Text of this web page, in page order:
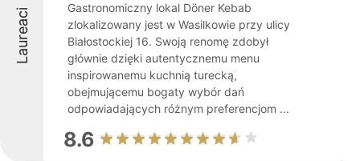
Laureaci
Gastronomiczny lokal Döner Kebab
zlokalizowany jest w Wasilkowie przy ulicy
Białostockiej 16. Swoją renomę zdobył
głównie dzięki autentycznemu menu
inspirowanemu kuchnią turecką,
obejmującemu bogaty wybór dań
odpowiadających różnym preferencjom ...
8.6